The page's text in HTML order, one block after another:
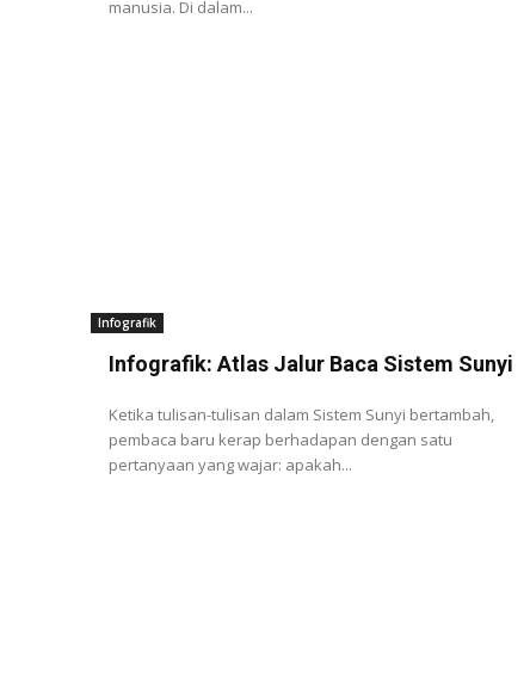
manusia. Di dalam...
Infografik
Infografik: Atlas Jalur Baca Sistem Sunyi
Ketika tulisan-tulisan dalam Sistem Sunyi bertambah,
pembaca baru kerap berhadapan dengan satu
pertanyaan yang wajar: apakah...